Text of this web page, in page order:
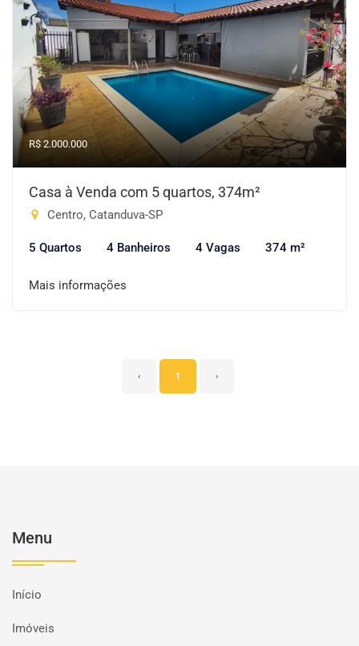
R$ 2.000.000
Casa à Venda com 5 quartos, 374m²
Centro, Catanduva-SP
5 Quartos 4 Banheiros 4 Vagas 374 m²
Mais informações
‹ 1 ›
Menu
Início
Imóveis